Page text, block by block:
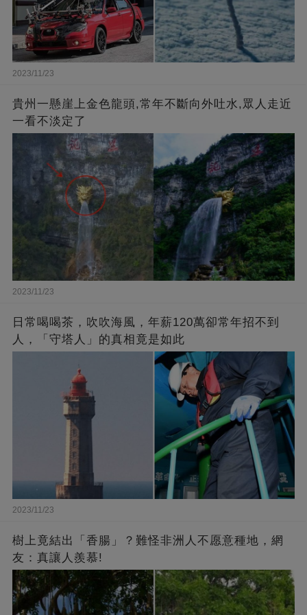
2023/11/23
貴州一懸崖上金色龍頭,常年不斷向外吐水,眾人走近
一看不淡定了
2023/11/23
日常喝喝茶，吹吹海風，年薪120萬卻常年招不到
人，「守塔人」的真相竟是如此
2023/11/23
樹上竟結出「香腸」？難怪非洲人不愿意種地，網
友：真讓人羨慕!